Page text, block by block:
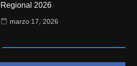
Regional 2026
marzo 17, 2026